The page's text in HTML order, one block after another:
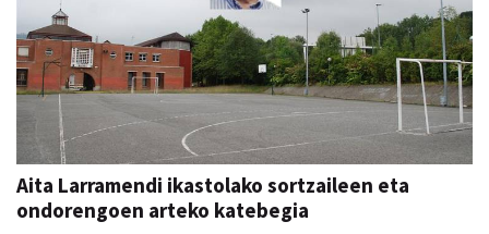
Aita Larramendi ikastolako sortzaileen eta
ondorengoen arteko katebegia